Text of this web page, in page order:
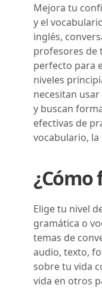
Mejora tu
y el
inglés,
profesores de
perfecto para
niveles
necesitan
y buscan
efectivas de
vocabulario,
¿Cómo
Elige tu nivel
gramática o
temas de
audio, texto,
sobre tu vida
vida en otros